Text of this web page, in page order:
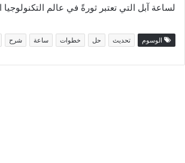
لساعة آبل التي تعتبر ثورةً في عالم التكنولوجيا
الوسوم تحديث حل خطوات ساعة شرح